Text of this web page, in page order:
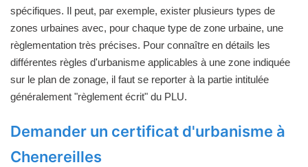
spécifiques. Il peut, par exemple, exister plusieurs types de
zones urbaines avec, pour chaque type de zone urbaine, une
règlementation très précises. Pour connaître en détails les
différentes règles d'urbanisme applicables à une zone indiquée
sur le plan de zonage, il faut se reporter à la partie intitulée
généralement "règlement écrit" du PLU.
Demander un certificat d'urbanisme à
Chenereilles